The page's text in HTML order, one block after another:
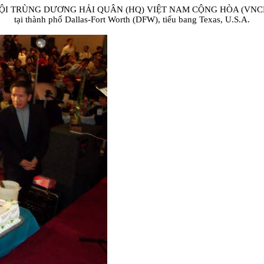
TRÙNG DƯƠNG HẢI QUÂN (HQ) VIỆT NAM CỘNG HÒA
tại thành phố Dallas-Fort Worth (DFW), tiểu bang Texas, U.S.A.